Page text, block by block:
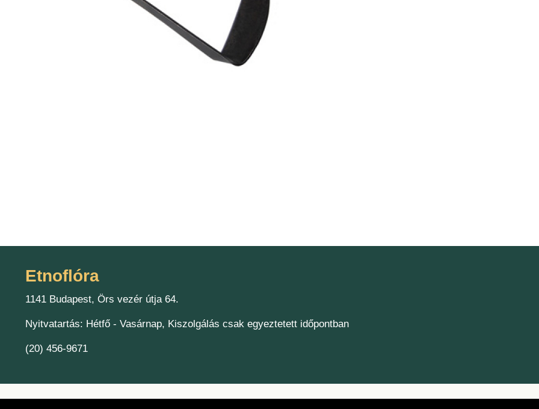
Etnoflóra
1141 Budapest, Örs vezér útja 64.
Nyitvatartás: Hétfő - Vasárnap, Kiszolgálás csak egyeztetett időpontban
(20) 456-9671